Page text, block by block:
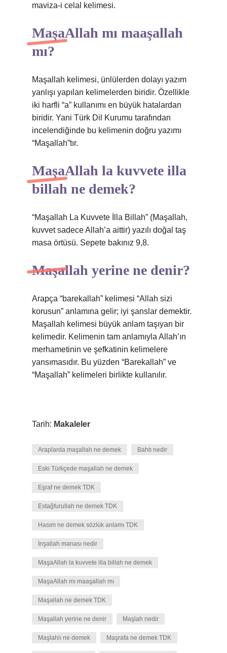
maviza-i celal kelimesi.
MaşaAllah mı maaşallah
mı?
Maşallah kelimesi, ünlülerden dolayı yazım
yanlışı yapılan kelimelerden biridir. Özellikle
iki harfli “a” kullanımı en büyük hatalardan
biridir. Yani Türk Dil Kurumu tarafından
incelendiğinde bu kelimenin doğru yazımı
“Maşallah”tır.
MaşaAllah la kuvvete illa
billah ne demek?
“Maşallah La Kuvvete İlla Billah” (Maşallah,
kuvvet sadece Allah’a aittir) yazılı doğal taş
masa örtüsü. Sepete bakınız 9,8.
Maşallah yerine ne denir?
Arapça “barekallah” kelimesi “Allah sizi
korusun” anlamına gelir; iyi şanslar demektir.
Maşallah kelimesi büyük anlam taşıyan bir
kelimedir. Kelimenin tam anlamıyla Allah’ın
merhametinin ve şefkatinin kelimelere
yansımasıdır. Bu yüzden “Barekallah” ve
“Maşallah” kelimeleri birlikte kullanılır.
Tarih: Makaleler
Araplarda maşallah ne demek Bahtı nedir
Eski Türkçede maşallah ne demek
Eşraf ne demek TDK
Estağfurullah ne demek TDK
Hasım ne demek sözlük anlamı TDK
İnşallah manası nedir
MaşaAllah la kuvvete illa billah ne demek
MaşaAllah mı maaşallah mı
Maşallah ne demek TDK
Maşallah yerine ne denir Maşlah nedir
Maşlahlı ne demek Maşrafa ne demek TDK